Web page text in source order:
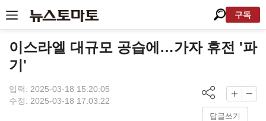
구독
이스라엘 대규모 공습에…가자 휴전 '파
기'
입력: 2025-03-18 15:20:05
수정: 2025-03-18 17:03:22
답글쓰기